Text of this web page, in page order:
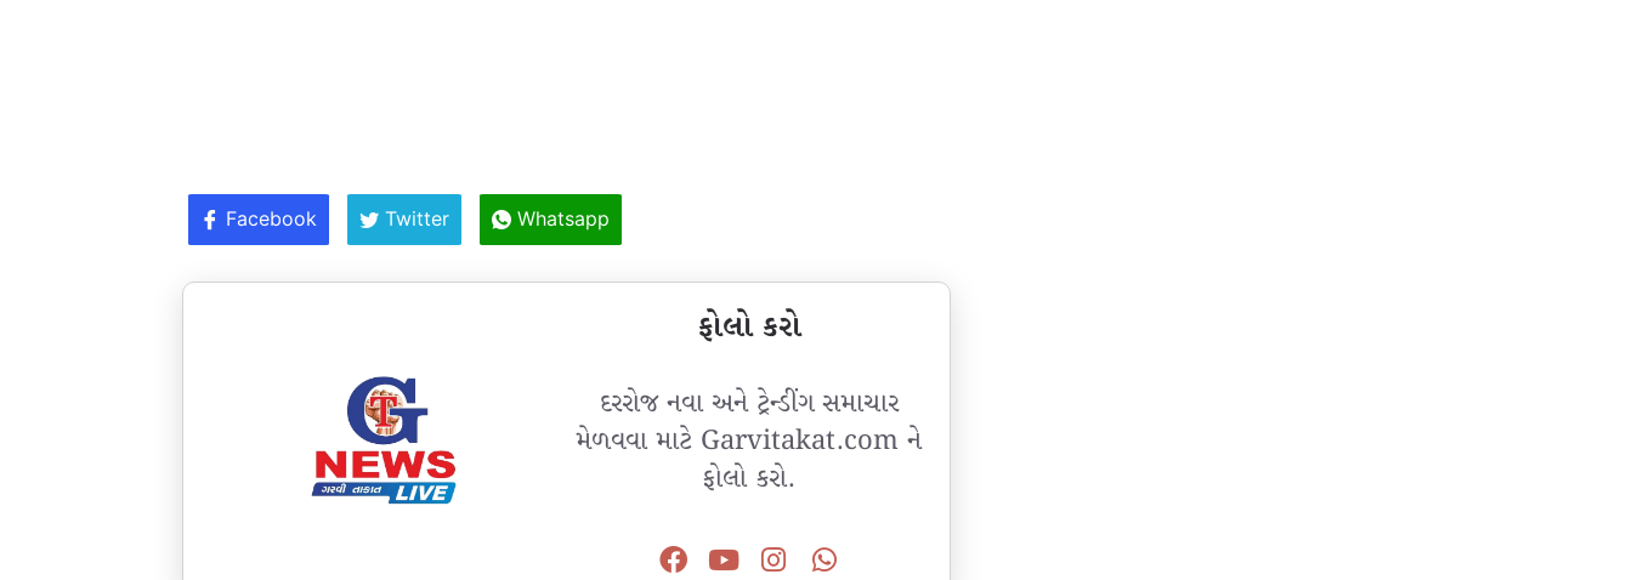
Facebook Twitter Whatsapp
ફોલો કરો
દરરોજ નવા અને ટ્રેન્ડીંગ સમાચાર
મેળવવા માટે Garvitakat.com ને
ફોલો કરો.